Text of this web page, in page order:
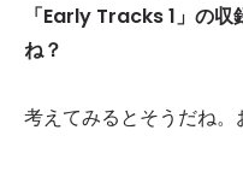
「Early Tracks 1」の収
ね？
考えてみるとそうだね。